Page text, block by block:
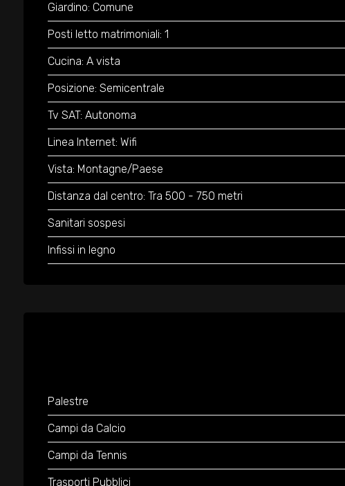
Giardino: Comune
Posti letto matrimoniali: 1
Cucina: A vista
Posizione: Semicentrale
Tv SAT: Autonoma
Linea Internet: Wifi
Vista: Montagne/Paese
Distanza dal centro: Tra 500 - 750 metri
Sanitari sospesi
Infissi in legno
Palestre
Campi da Calcio
Campi da Tennis
Trasporti Pubblici